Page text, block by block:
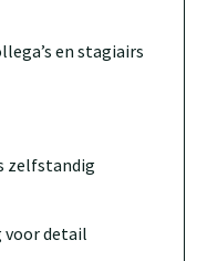
en stagiairs
zelfstandig
voor detail